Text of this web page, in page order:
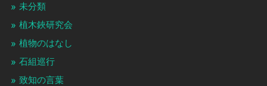
未分類
植木鋏研究会
植物のはなし
石組巡行
致知の言葉